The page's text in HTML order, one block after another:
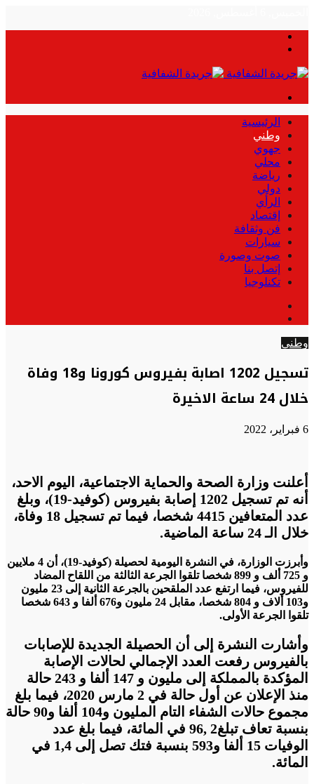
الرئيسية
وطني
جهوي
محلي
رياضة
دولي
الرأي
إقتصاد
فن وثقافة
سيارات
صوت وصورة
إتصل بنا
تكنلوجيا
وطني
تسجيل 1202 اصابة بفيروس كورونا و18 وفاة
خلال 24 ساعة الاخيرة
6 فبراير، 2022
أعلنت وزارة الصحة والحماية الاجتماعية، اليوم الاحد،
أنه تم تسجيل 1202 إصابة بفيروس (كوفيد-19)، وبلغ
عدد المتعافين 4415 شخصا، فيما تم تسجيل 18 وفاة،
خلال الـ 24 ساعة الماضية.
وأبرزت الوزارة، في النشرة اليومية لحصيلة (كوفيد-19)، أن 4 ملايين
و 725 ألف و 899 شخصا تلقوا الجرعة الثالثة من اللقاح المضاد
للفيروس، فيما ارتفع عدد الملقحين بالجرعة الثانية إلى 23 مليون
و103 ألاف و 804 شخصا، مقابل 24 مليون و676 ألفا و 643 شخصا
تلقوا الجرعة الأولى.
وأشارت النشرة إلى أن الحصيلة الجديدة للإصابات
بالفيروس رفعت العدد الإجمالي لحالات الإصابة
المؤكدة بالمملكة إلى مليون و 147 ألفا و 243 حالة
منذ الإعلان عن أول حالة في 2 مارس 2020، فيما بلغ
مجموع حالات الشفاء التام المليون و104 ألفا و90 حالة
بنسبة تعاف تبلغ2 ,96 في المائة، فيما بلغ عدد
الوفيات 15 ألفا و593 بنسبة فتك تصل إلى 1,4 في
المائة.